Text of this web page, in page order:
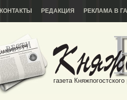
КОНТАКТЫ РЕДАКЦИЯ РЕКЛАМА В
газета